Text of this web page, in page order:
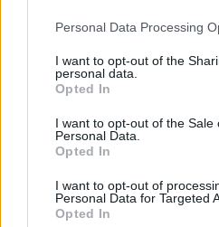
Personal Data Processing
I want to opt-out of the
personal data.
Opted In
I want to opt-out of the Sale
Personal Data.
Opted In
I want to opt-out of
Personal Data for Targeted
Opted In
Vykradených
Policie
při víkendové
30 přestupků
Čtvrtina řidičů
neobstála.